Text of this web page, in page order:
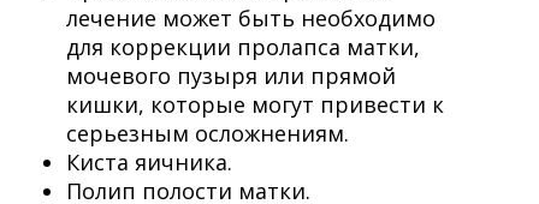
лечение может быть необходимо
для коррекции пролапса матки,
мочевого пузыря или прямой
кишки, которые могут привести к
серьезным осложнениям.
Киста яичника.
Полип полости матки.